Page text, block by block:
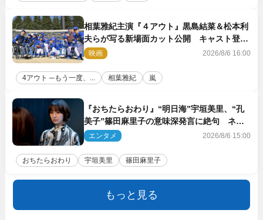
相葉雅紀主演『４アウト』黒島結菜＆松本利
夫らが写る新場面カット公開 キャスト登壇
イベントも決定
映画 2026/8/6 16:00
4アウト ─もう一度、... 相葉雅紀 嵐
『おちたらおわり』“明日海”宇垣美里、“孔
美子”篠田麻里子の意味深発言に絶句 ネッ
ト驚き「まさか」「意外な展開」
エンタメ 2026/8/6 15:00
おちたらおわり 宇垣美里 篠田麻里子
もっと見る